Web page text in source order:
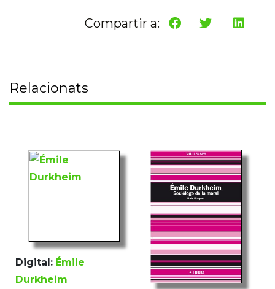
Compartir a:
Relacionats
Digital: Émile
Durkheim